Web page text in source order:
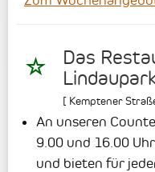
Das
[ Kemptener
An unseren
9.00 und 16.00
und bieten für